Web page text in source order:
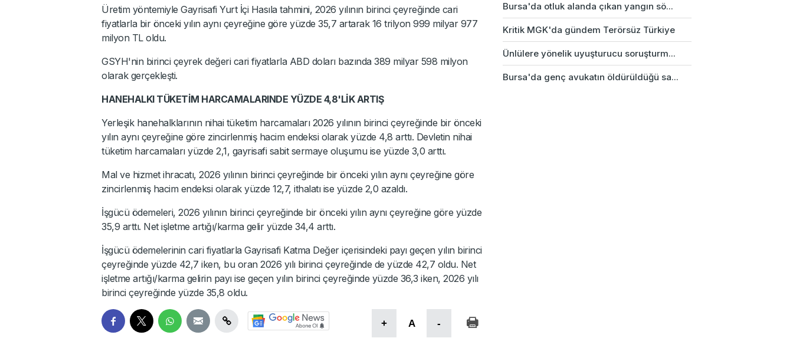
Üretim yöntemiyle Gayrisafi Yurt İçi Hasıla tahmini, 2026 yılının birinci çeyreğinde cari
fiyatlarla bir önceki yılın aynı çeyreğine göre yüzde 35,7 artarak 16 trilyon 999 milyar 977
milyon TL oldu.
GSYH'nin birinci çeyrek değeri cari fiyatlarla ABD doları bazında 389 milyar 598 milyon
olarak gerçekleşti.
HANEHALKI TÜKETİM HARCAMALARINDE YÜZDE 4,8'LİK ARTIŞ
Yerleşik hanehalklarının nihai tüketim harcamaları 2026 yılının birinci çeyreğinde bir önceki
yılın aynı çeyreğine göre zincirlenmiş hacim endeksi olarak yüzde 4,8 arttı. Devletin nihai
tüketim harcamaları yüzde 2,1, gayrisafi sabit sermaye oluşumu ise yüzde 3,0 arttı.
Mal ve hizmet ihracatı, 2026 yılının birinci çeyreğinde bir önceki yılın aynı çeyreğine göre
zincirlenmiş hacim endeksi olarak yüzde 12,7, ithalatı ise yüzde 2,0 azaldı.
İşgücü ödemeleri, 2026 yılının birinci çeyreğinde bir önceki yılın aynı çeyreğine göre yüzde
35,9 arttı. Net işletme artığı/karma gelir yüzde 34,4 arttı.
İşgücü ödemelerinin cari fiyatlarla Gayrisafi Katma Değer içerisindeki payı geçen yılın birinci
çeyreğinde yüzde 42,7 iken, bu oran 2026 yılı birinci çeyreğinde de yüzde 42,7 oldu. Net
işletme artığı/karma gelirin payı ise geçen yılın birinci çeyreğinde yüzde 36,3 iken, 2026 yılı
birinci çeyreğinde yüzde 35,8 oldu.
+ A -
Bursa'da otluk alanda çıkan yangın sö...
Kritik MGK'da gündem Terörsüz Türkiye
Ünlülere yönelik uyuşturucu soruşturm...
Bursa'da genç avukatın öldürüldüğü sa...